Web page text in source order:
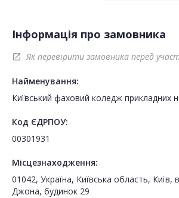
Інформація про замовника
open_in_new Як перевірити замовника перед
Найменування:
Київський фаховий коледж прикладних
Код ЄДРПОУ:
00301931
Місцезнаходження:
01042, Україна, Київська область, Київ,
Джона, будинок 29